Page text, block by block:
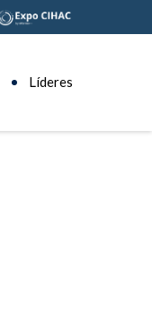
Líderes